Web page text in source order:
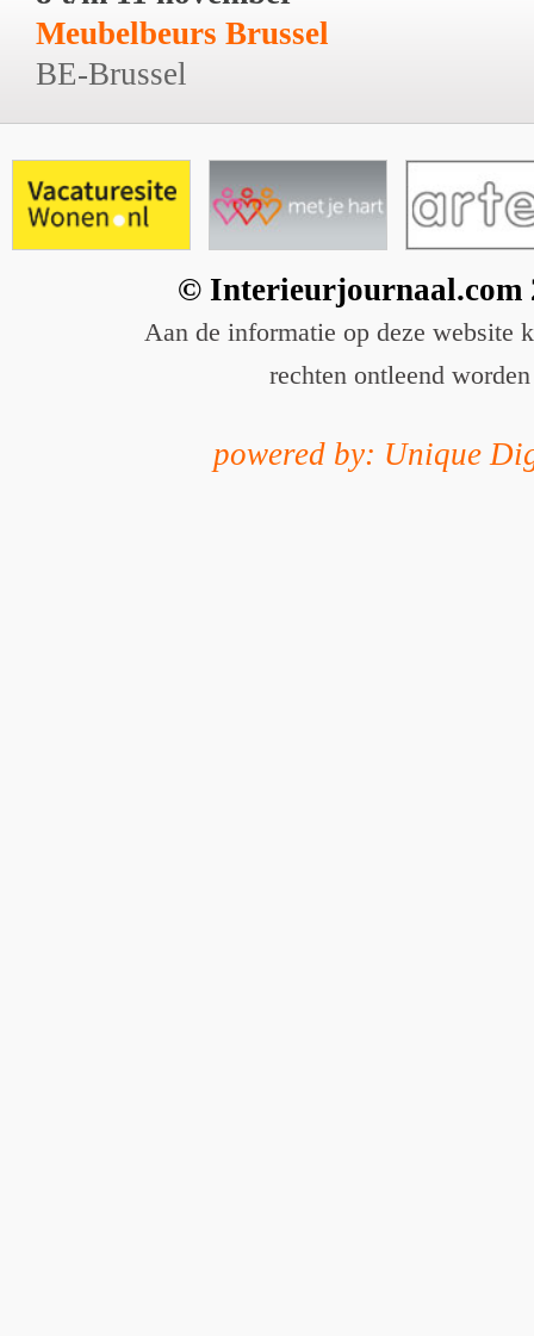
Meubelbeurs Brussel
BE-Brussel
© Interieurjournaal.com
Aan de informatie op deze website
rechten ontleend worden
powered by: Unique